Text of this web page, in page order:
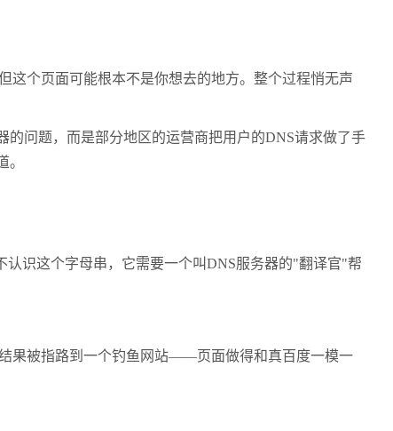
个页面可能根本不是你想去的地方。整个过程悄无声
问题，而是部分地区的运营商把用户的DNS请求做了手
识这个字母串，它需要一个叫DNS服务器的"翻译官"帮
果被指路到一个钓鱼网站——页面做得和真百度一模一